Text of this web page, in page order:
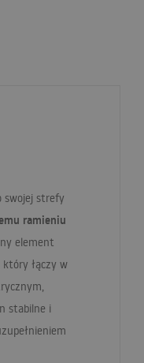
swojej strefy
ramieniu
element
łączy w
stabilne i